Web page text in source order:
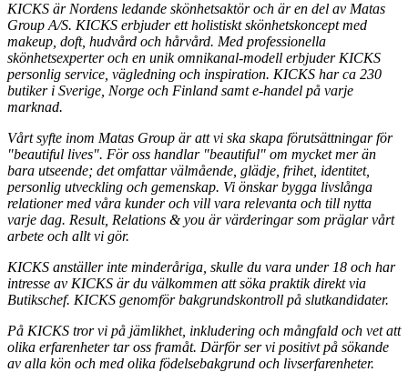
KICKS är Nordens ledande skönhetsaktör och är en del av Matas
Group A/S. KICKS erbjuder ett holistiskt skönhetskoncept med
makeup, doft, hudvård och hårvård. Med professionella
skönhetsexperter och en unik omnikanal-modell erbjuder KICKS
personlig service, vägledning och inspiration. KICKS har ca 230
butiker i Sverige, Norge och Finland samt e-handel på varje
marknad.
Vårt syfte inom Matas Group är att vi ska skapa förutsättningar för
"beautiful lives". För oss handlar "beautiful" om mycket mer än
bara utseende; det omfattar välmående, glädje, frihet, identitet,
personlig utveckling och gemenskap. Vi önskar bygga livslånga
relationer med våra kunder och vill vara relevanta och till nytta
varje dag. Result, Relations & you är värderingar som präglar vårt
arbete och allt vi gör.
KICKS anställer inte minderåriga, skulle du vara under 18 och har
intresse av KICKS är du välkommen att söka praktik direkt via
Butikschef. KICKS genomför bakgrundskontroll på slutkandidater.
På KICKS tror vi på jämlikhet, inkludering och mångfald och vet att
olika erfarenheter tar oss framåt. Därför ser vi positivt på sökande
av alla kön och med olika födelsebakgrund och livserfarenheter.